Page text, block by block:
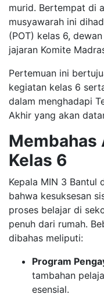
murid. Bertempat di
musyawarah ini
(POT) kelas 6,
jajaran Komite
Pertemuan ini
kegiatan kelas 6
dalam menghadapi
Akhir yang akan
Membahas
Kelas 6
Kepala MIN 3 Bantul
bahwa kesuksesan
proses belajar di
penuh dari rumah.
dibahas meliputi:
Program
tambahan
esensial.